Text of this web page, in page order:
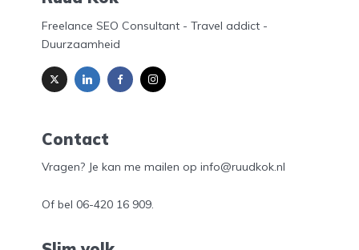
Freelance SEO Consultant - Travel addict -
Duurzaamheid
Contact
Vragen? Je kan me mailen op info@ruudkok.nl
Of bel 06-420 16 909.